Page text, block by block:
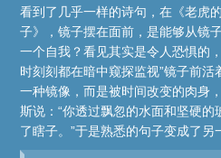
看到了几乎一样的诗句，在《老虎
子》，镜子摆在面前，是能够从镜
一个自我？看见其实是令人恐惧的
时刻刻都在暗中窥探监视”镜子前
一种镜像，而是被时间改变的肉身
斯说：“你透过飘忽的水面和坚硬
了瞎子。”于是熟悉的句子变成了另